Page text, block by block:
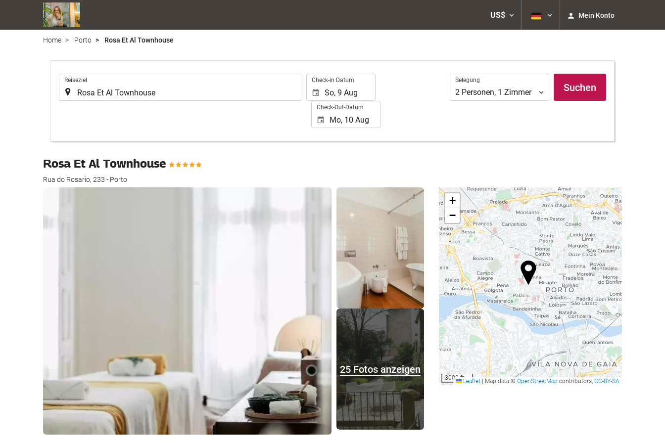
US$ Mein Konto
Home Porto Rosa Et Al Townhouse
Reiseziel Check-in Datum
Check-Out-Datum
Belegung
Belegung
2 Personen, 1 Zimmer Suchen
Rosa Et Al Townhouse
Rua do Rosario, 233 - Porto
25 Fotos anzeigen
+
−
3000 ftLeaflet Map data © OpenStreetMap contributors, CC-BY-SA